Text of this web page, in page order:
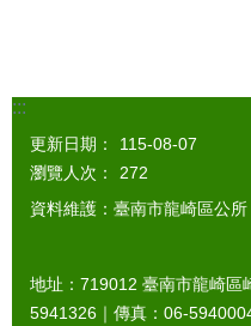
:::
更新日期：
115-08-07
瀏覽人次：
272
資料維護：臺南市龍崎區公所
地址：719012 臺南市龍崎區
5941326｜傳真：06-